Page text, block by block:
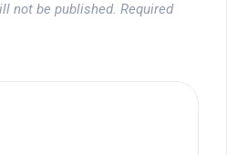
not be published. Required